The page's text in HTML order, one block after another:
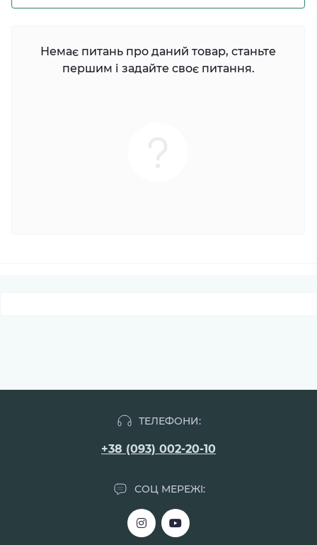
Немає питань про даний товар, станьте
першим і задайте своє питання.
ТЕЛЕФОНИ:
+38 (093) 002-20-10
СОЦ МЕРЕЖІ: